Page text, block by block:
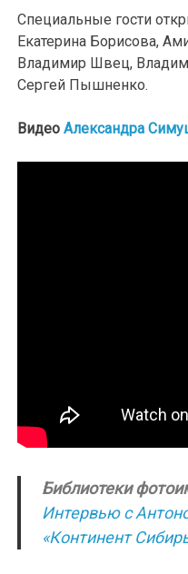
Специальные гости
Екатерина Борисова,
Владимир Швец,
Сергей Пышненко.
ВидеоАлександра
Библиотеки
Интервью с
«Континент